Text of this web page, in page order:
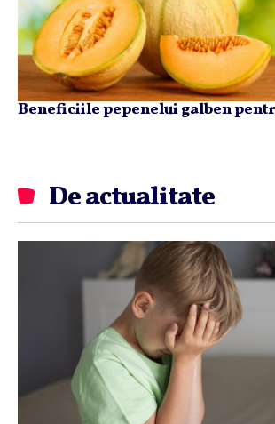
Beneficiile pepenelui galben
De actualitate